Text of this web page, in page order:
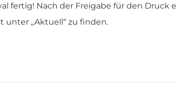
fertig! Nach der Freigabe für den Druck
unter „Aktuell“ zu finden.